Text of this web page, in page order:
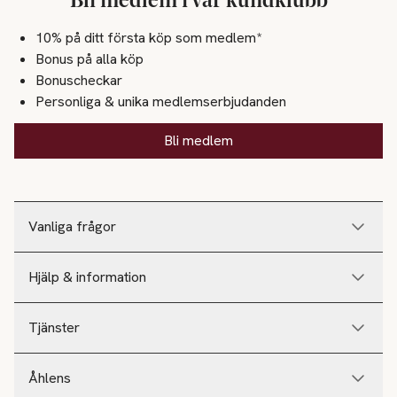
Vanliga frågor
Hjälp & information
Tjänster
Åhlens
10% på ditt första köp som medlem*
Bonus på alla köp
Bonuscheckar
Personliga & unika medlemserbjudanden
Bli medlem